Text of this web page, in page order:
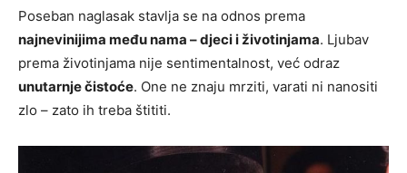
Poseban naglasak stavlja se na odnos prema
najnevinijima među nama – djeci i životinjama. Ljubav
prema životinjama nije sentimentalnost, već odraz
unutarnje čistoće. One ne znaju mrziti, varati ni nanositi
zlo – zato ih treba štititi.